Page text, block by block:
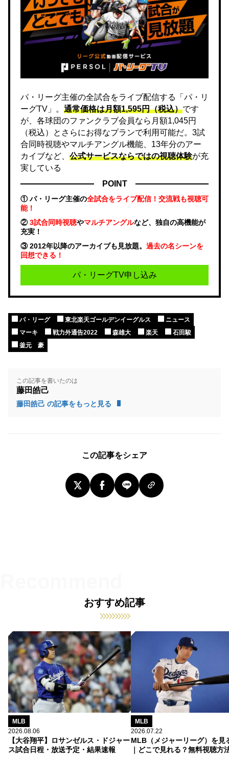
パ・リーグ主催の全試合をライブ配信する「パ・リ
ーグTV」。 通常価格は月額1,595円（税込）です
が、各球団のファンクラブ会員なら月額1,045円
（税込）とさらにお得なプランで利用可能だ。3試
合同時視聴やマルチアングル機能、13年分のアー
カイブなど、 公式サービスならではの視聴体験が充
実している
POINT
① パ・リーグ主催の全試合をライブ配信！交流戦も視聴可
能！
②3試合同時視聴やマルチアングルなど、独自の高機能が
充実！
③ 2012年以降のアーカイブも見放題。 過去の名シーンを
回想できる！
パ・リーグTV申し込み
パ・リーグ 東北楽天ゴールデンイーグルス
ニュース
マーキ
戦力外通告2022 森雄大 楽天
石田駿
釜元 豪
この記事を書いたのは
藤田皓己
藤田皓己 の記事をもっと見る
この記事をシェア
おすすめ記事
MLB
2026.08.06
【大谷翔平】ロサンゼルス・ドジャー
ス試合日程・放送予定・結果速報
MLB
2026.07.22
MLB（メジャーリーグ）を見
｜どこで見れる？無料視聴方